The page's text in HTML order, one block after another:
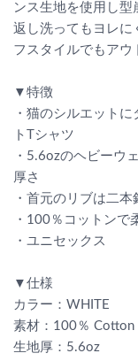
ンス生地を使用し型
返し洗ってもヨレに
フスタイルでもアウ
▼特徴
・猫のシルエット
トTシャツ
・5.6ozのヘビーウ
厚さ
・首元のリブは二
・100％コットンで
・ユニセックス
▼仕様
カラー：WHITE
素材：100％ Cotton
生地厚：5.6oz